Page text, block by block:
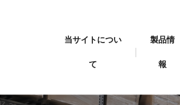
当サイトについ
て
製品情
報